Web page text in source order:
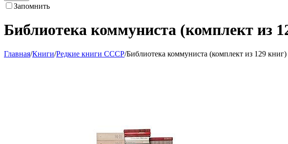
Запомнить
Библиотека коммуниста (комплект из
Главная/Книги/Редкие книги СССР/Библиотека коммуниста (комплект из 129 книг)